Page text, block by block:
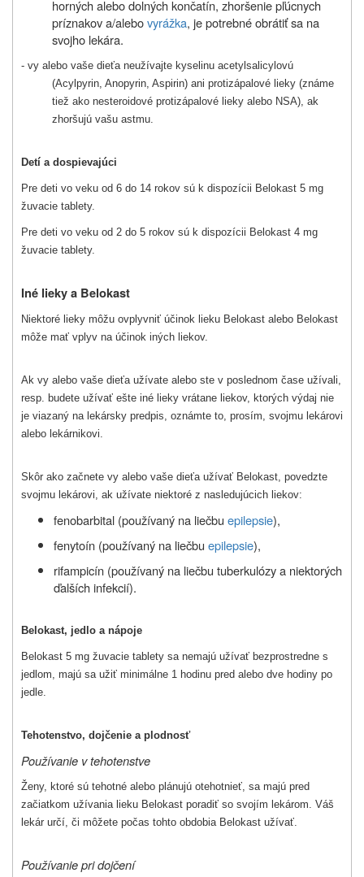
horných alebo dolných končatín, zhoršenie pľúcnych
príznakov a/alebovyrážka, je potrebné obrátiť sa na
svojho lekára.
- vy alebo vaše dieťa neužívajte kyselinu acetylsalicylovú
(Acylpyrin, Anopyrin, Aspirin) ani protizápalové lieky (známe
tiež ako nesteroidové protizápalové lieky alebo NSA), ak
zhoršujú vašu astmu.
Detí a dospievajúci
Pre deti vo veku od 6 do 14 rokov sú k dispozícii Belokast 5 mg
žuvacie tablety.
Pre deti vo veku od 2 do 5 rokov sú k dispozícii Belokast 4 mg
žuvacie tablety.
Iné lieky a Belokast
Niektoré lieky môžu ovplyvniť účinok lieku Belokast alebo Belokast
môže mať vplyv na účinok iných liekov.
Ak vy alebo vaše dieťa užívate alebo ste v poslednom čase užívali,
resp. budete užívať ešte iné lieky vrátane liekov, ktorých výdaj nie
je viazaný na lekársky predpis, oznámte to, prosím, svojmu lekárovi
alebo lekárnikovi.
Skôr ako začnete vy alebo vaše dieťa užívať Belokast, povedzte
svojmu lekárovi, ak užívate niektoré z nasledujúcich liekov:
fenobarbital (používaný na liečbu epilepsie),
fenytoín (používaný na liečbu epilepsie),
rifampicín (používaný na liečbu tuberkulózy a niektorých
ďalších infekcií).
Belokast, jedlo a nápoje
Belokast 5 mg žuvacie tablety sa nemajú užívať bezprostredne s
jedlom, majú sa užiť minimálne 1 hodinu pred alebo dve hodiny po
jedle.
Tehotenstvo, dojčenie a plodnosť
Používanie v tehotenstve
Ženy, ktoré sú tehotné alebo plánujú otehotnieť, sa majú pred
začiatkom užívania lieku Belokast poradiť so svojím lekárom. Váš
lekár určí, či môžete počas tohto obdobia Belokast užívať.
Používanie pri dojčení